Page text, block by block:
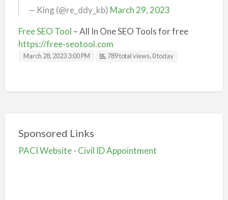
— King (@re_ddy_kb) March 29, 2023
Free SEO Tool – All In One SEO Tools for free
https://free-seotool.com
March 28, 2023 3:00 PM 789 total views, 0 today
Sponsored Links
PACI Website - Civil ID Appointment